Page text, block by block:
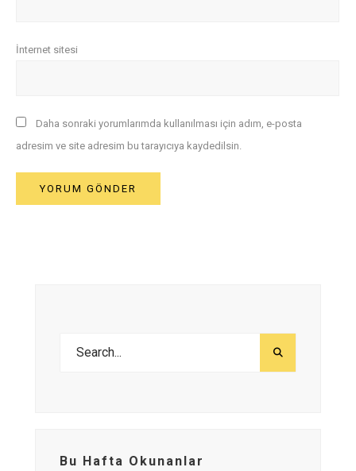
İnternet sitesi
Daha sonraki yorumlarımda kullanılması için adım, e-posta
adresim ve site adresim bu tarayıcıya kaydedilsin.
Bu Hafta Okunanlar